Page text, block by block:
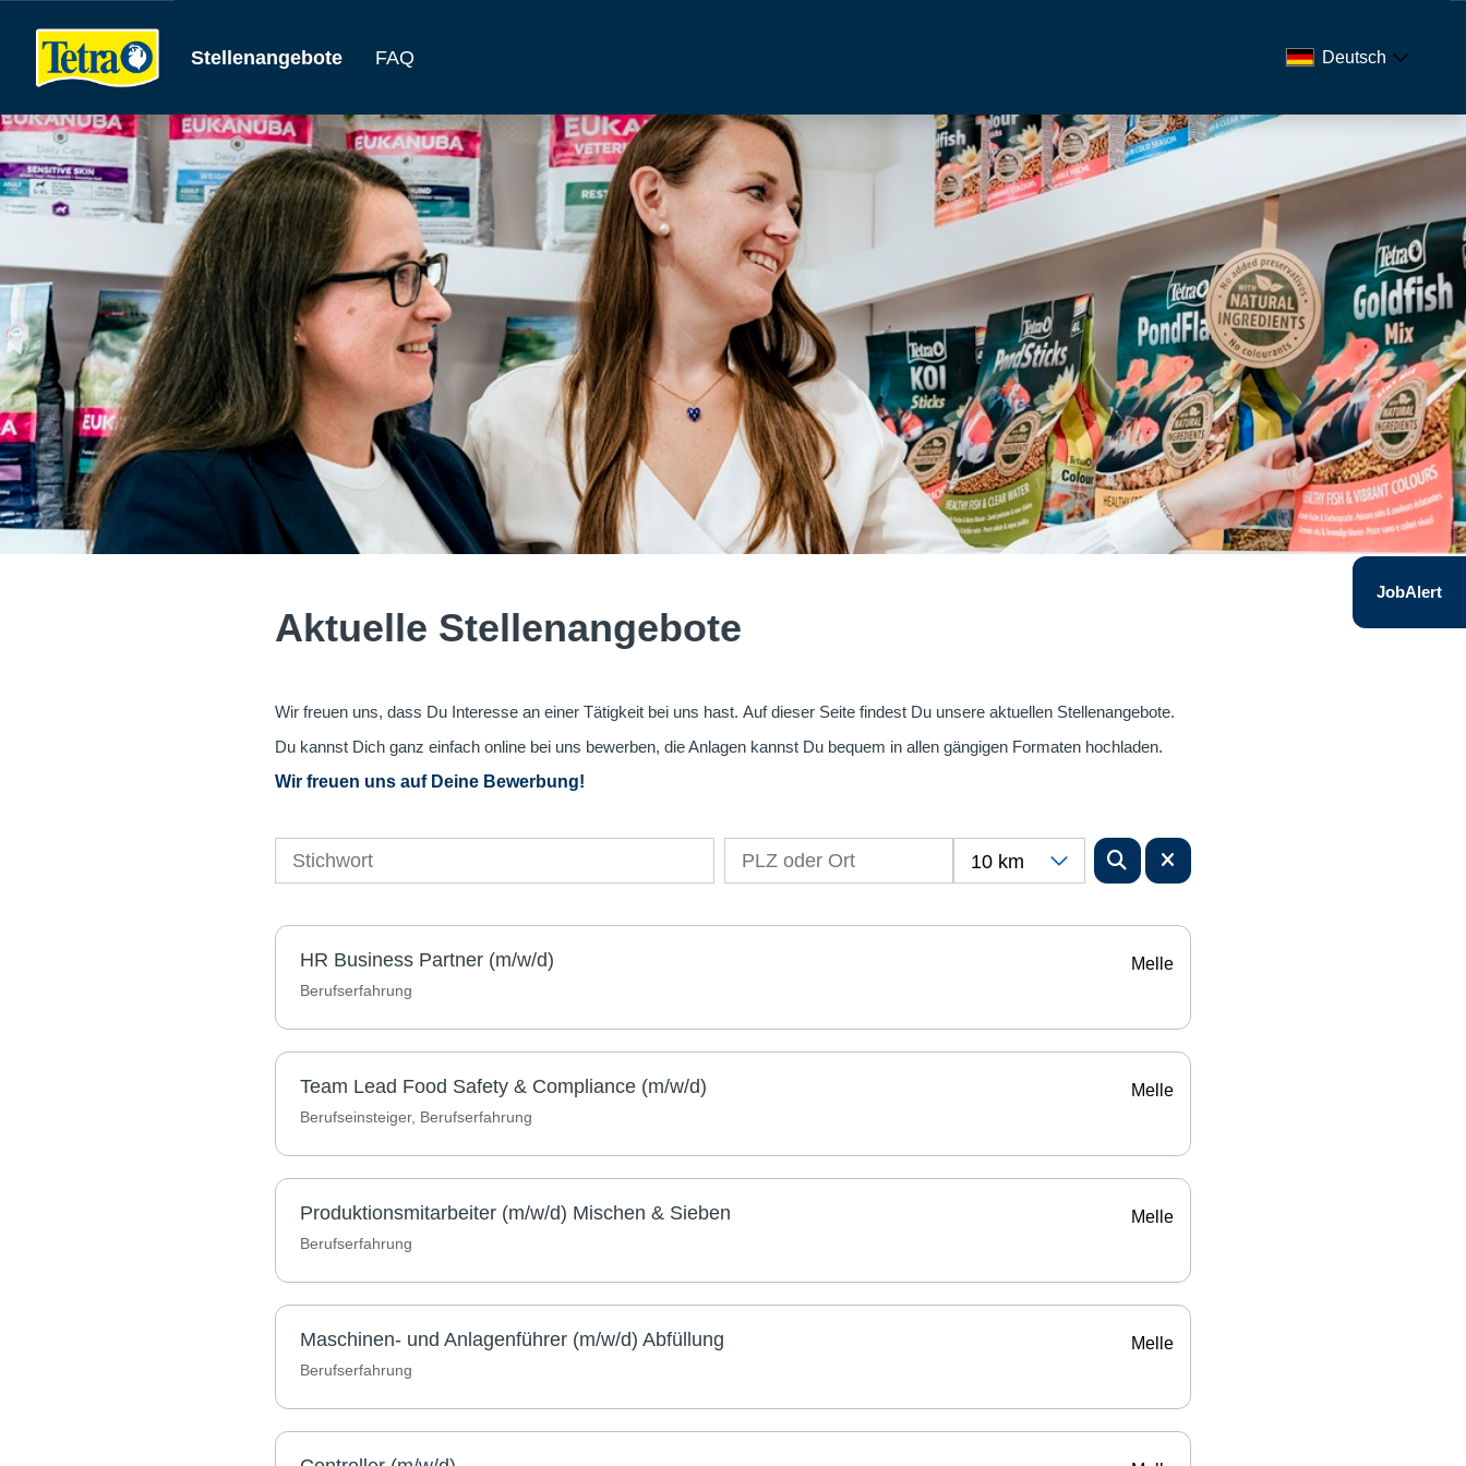
Deutsch
Stellenangebote FAQ
Aktuelle Stellenangebote
Wir freuen uns, dass Du Interesse an einer Tätigkeit bei uns hast. Auf dieser Seite findest Du unsere aktuellen Stellenangebote.
Du kannst Dich ganz einfach online bei uns bewerben, die Anlagen kannst Du bequem in allen gängigen Formaten hochladen.
Wir freuen uns auf Deine Bewerbung!
10 km
HR Business Partner (m/w/d)
Berufserfahrung
Melle
Team Lead Food Safety & Compliance (m/w/d)
Berufseinsteiger, Berufserfahrung
Melle
Produktionsmitarbeiter (m/w/d) Mischen & Sieben
Berufserfahrung
Melle
Maschinen- und Anlagenführer (m/w/d) Abfüllung
Berufserfahrung
Melle
JobAlert